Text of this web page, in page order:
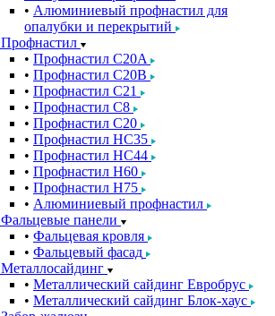
Алюминиевый профнастил для
опалубки и перекрытий
Профнастил
Профнастил С20A
Профнастил С20B
Профнастил С21
Профнастил С8
Профнастил С20
Профнастил НС35
Профнастил НС44
Профнастил Н60
Профнастил Н75
Алюминиевый профнастил
Фальцевые панели
Фальцевая кровля
Фальцевый фасад
Металлосайдинг
Металлический сайдинг Евробрус
Металлический сайдинг Блок-хаус